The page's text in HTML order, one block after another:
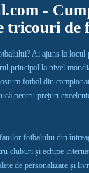
-
tricouri de
Ai ajuns la locul
principal la nivel
fotbal din
pentru prețuri
fotbalului din
cluburi și echipe
de personalizare și